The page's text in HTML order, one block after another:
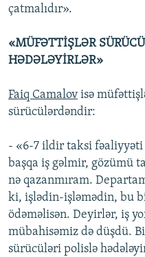
çatmalıdır».
«MÜFƏTTİŞLƏR
HƏDƏLƏYİRLƏR»
Faiq Camalov isə
sürücülərdəndir:
- «6-7 ildir taksi
başqa iş gəlmir, gözümü
nə qazanmıram.
ki, işlədin-işləmədin, bu
ödəməlisən. Deyirlər, iş
mübahisəmiz də düşdü.
sürücüləri polislə